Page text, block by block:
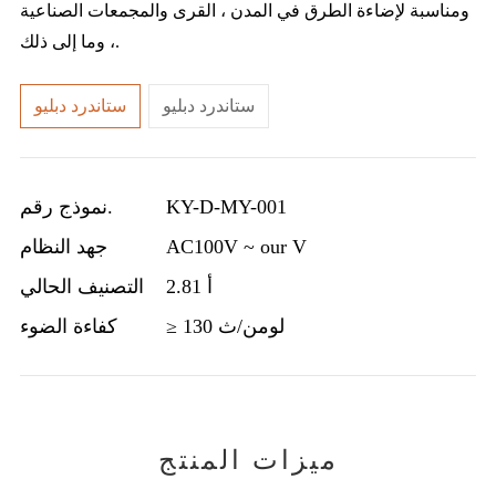
ومناسبة لإضاءة الطرق في المدن ، القرى والمجمعات الصناعية
، وما إلى ذلك.
ستاندرد دبليو ستاندرد دبليو
نموذج رقم.
KY-D-MY-001
جهد النظام
AC100V ~ our V
التصنيف الحالي
كفاءة الضوء
≥ 130 لومن/ث
ميزات المنتج